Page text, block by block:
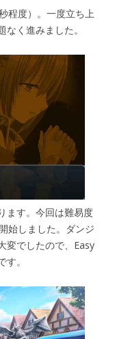
程度）。一度立ち上
く進みました。
ます。今回は難易度
始しました。ダンジ
変でしたので、Easy
。